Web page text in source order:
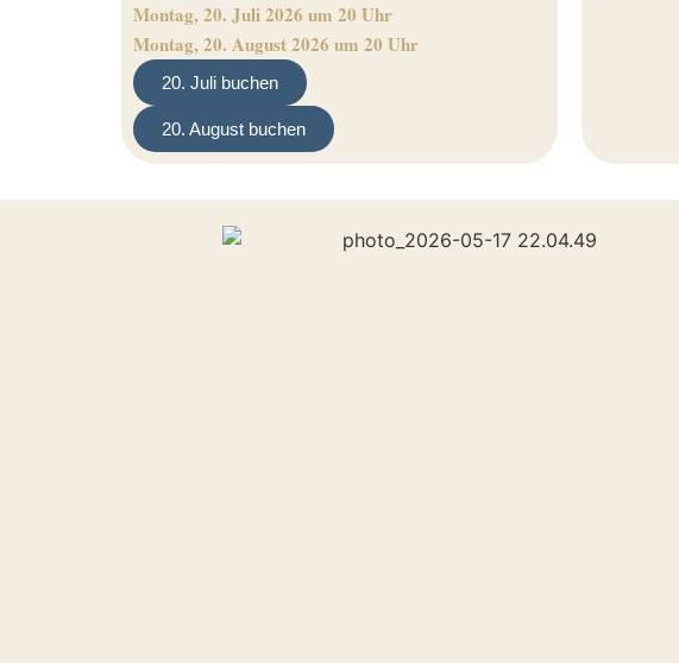
Montag, 20. Juli 2026 um 20 Uhr
Montag, 20. August 2026 um 20 Uhr
20. Juli buchen
20. August buchen